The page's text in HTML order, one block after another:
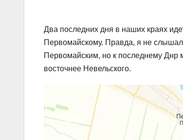
Два последних дня в наших краях
Первомайскому. Правда, я не
Первомайским, но к последнему Днр
восточнее Невельского.